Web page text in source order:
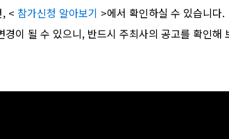
< 참가신청 알아보기 >에서 확인하실 수 있습니다.
이 될 수 있으니, 반드시 주최사의 공고를 확인해